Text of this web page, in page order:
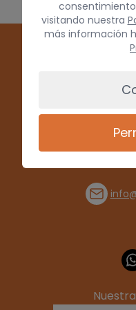
visitando nuestra
más información